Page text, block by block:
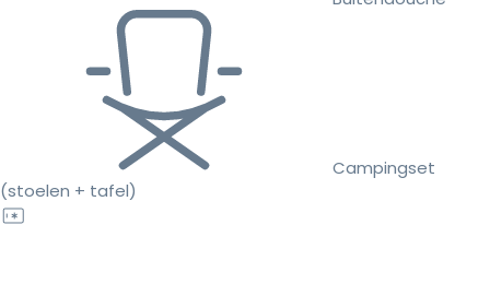
Campingset
(stoelen + tafel)